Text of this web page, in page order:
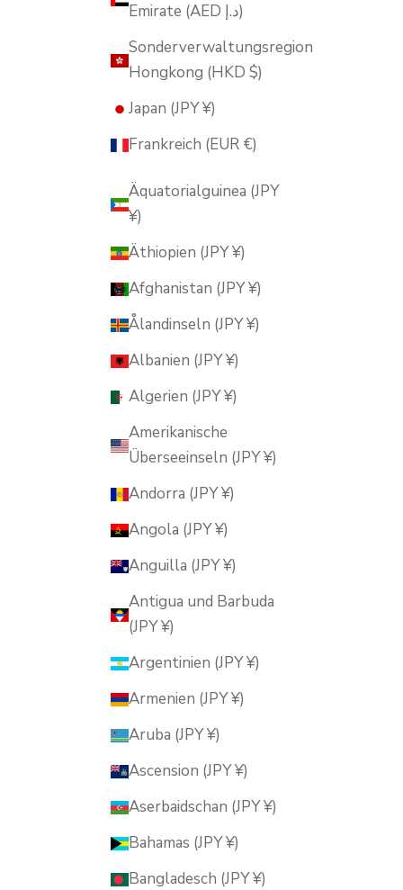
Emirate (AED د.إ)
Sonderverwaltungsregion
Hongkong (HKD $)
Japan (JPY ¥)
Frankreich (EUR €)
Äquatorialguinea (JPY
¥)
Äthiopien (JPY ¥)
Afghanistan (JPY ¥)
Ålandinseln (JPY ¥)
Albanien (JPY ¥)
Algerien (JPY ¥)
Amerikanische
Überseeinseln (JPY ¥)
Andorra (JPY ¥)
Angola (JPY ¥)
Anguilla (JPY ¥)
Antigua und Barbuda
(JPY ¥)
Argentinien (JPY ¥)
Armenien (JPY ¥)
Aruba (JPY ¥)
Ascension (JPY ¥)
Aserbaidschan (JPY ¥)
Bahamas (JPY ¥)
Bangladesch (JPY ¥)